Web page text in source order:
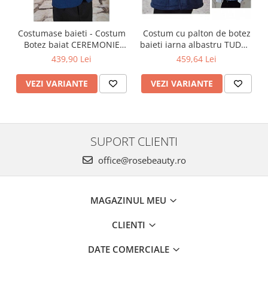
Costumase baieti - Costum
Botez baiat CEREMONIE
stofa albastra, 6 piese
439,90 Lei
VEZI VARIANTE
Costum cu palton de botez
baieti iarna albastru TUDOR
cu cojocel 4 piese
459,64 Lei
VEZI VARIANTE
SUPORT CLIENTI
office@rosebeauty.ro
MAGAZINUL MEU
CLIENTI
DATE COMERCIALE